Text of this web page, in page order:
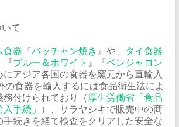
て
食器 『バッチャン焼き 』や、
タイ食器
『ブルー＆ホワイト 』『ベンジャロン
にアジア各国の食器を窯元から直輸入
の食器を輸入するには食品衛生法によ
務付けられており（ 厚生労働省「食品
手続」 ）、サラヤシキで販売中の商
続きを経て検査をクリアした安全な